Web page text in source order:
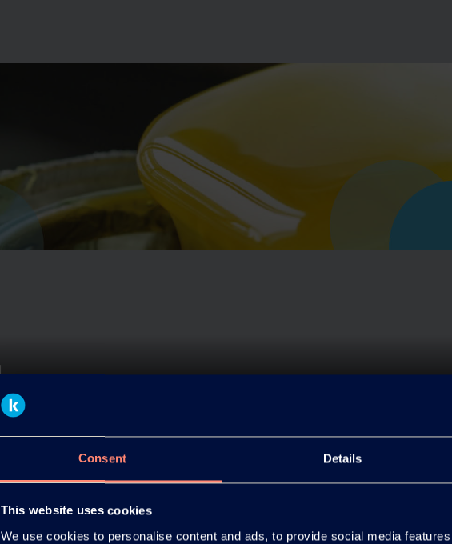
Consent Details
This website uses cookies
We use cookies to personalise content and ads, to provide social media